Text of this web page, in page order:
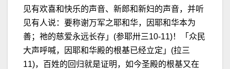
见有欢喜和快乐的声音、新郎和新妇的声音，并听
见有人说：要称谢万军之耶和华，因耶和华本为
善；祂的慈爱永远长存」(参耶卅三10-11)！「众民
大声呼喊，因耶和华殿的根基已经立定」(拉三
11)，百姓的回归就是证明，如今圣殿的根基又在